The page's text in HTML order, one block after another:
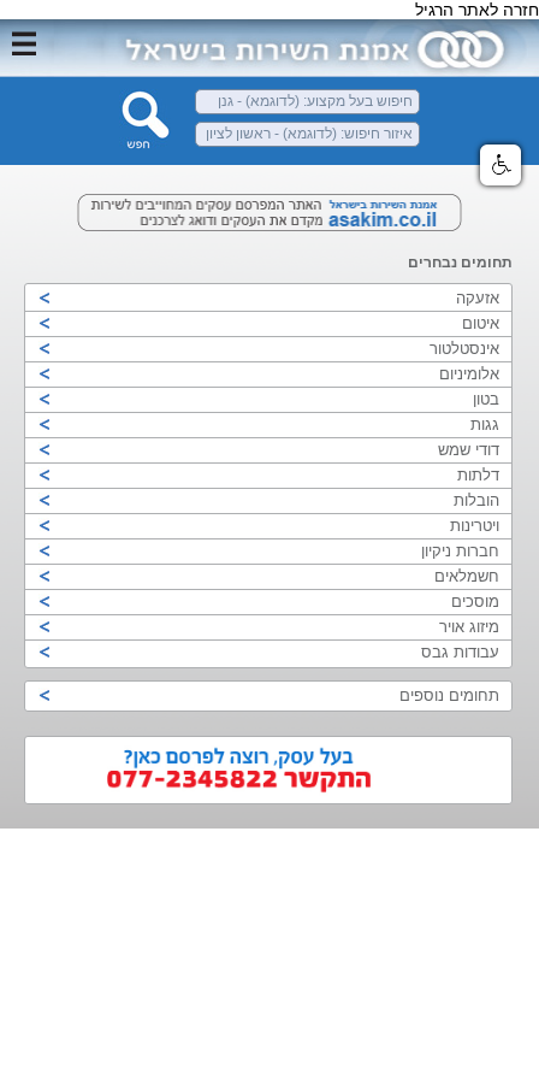
חזרה לאתר הרגיל
תחומים נבחרים
אזעקה
איטום
אינסטלטור
אלומיניום
בטון
גגות
דודי שמש
דלתות
הובלות
ויטרינות
חברות ניקיון
חשמלאים
מוסכים
מיזוג אויר
עבודות גבס
תחומים נוספים